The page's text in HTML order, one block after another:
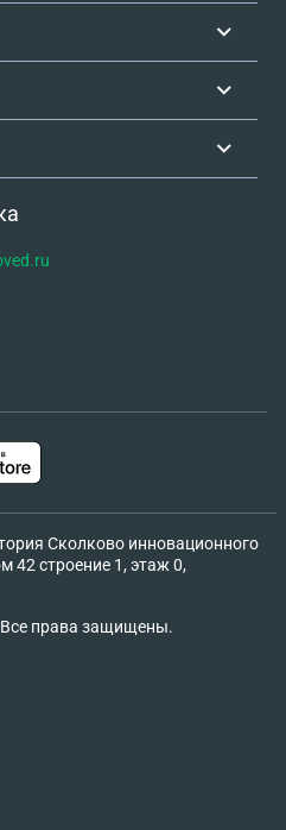
Сколково инновационного
42 строение 1, этаж 0,
права защищены.